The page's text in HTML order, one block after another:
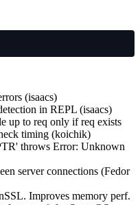
(isaacs)
in REPL (isaacs)
up to req only if req exists
timing (koichik)
throws Error: Unknown
server connections (Fedor
Improves memory perf.